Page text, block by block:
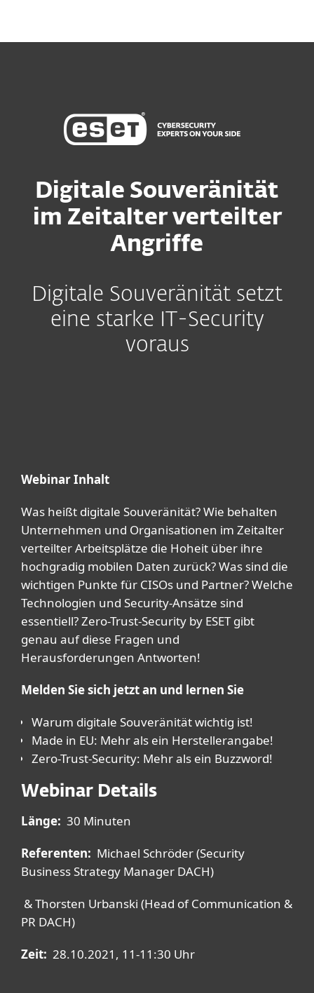
Digitale Souveränität
im Zeitalter verteilter
Angriffe
Digitale Souveränität setzt
eine starke IT-Security
voraus
Webinar Inhalt
Was heißt digitale Souveränität? Wie behalten
Unternehmen und Organisationen im Zeitalter
verteilter Arbeitsplätze die Hoheit über ihre
hochgradig mobilen Daten zurück? Was sind die
wichtigen Punkte für CISOs und Partner? Welche
Technologien und Security-Ansätze sind
essentiell? Zero-Trust-Security by ESET gibt
genau auf diese Fragen und
Herausforderungen Antworten!
Melden Sie sich jetzt an und lernen Sie
Warum digitale Souveränität wichtig ist!
Made in EU: Mehr als ein Herstellerangabe!
Zero-Trust-Security: Mehr als ein Buzzword!
Webinar Details
Länge: 30 Minuten
Referenten: Michael Schröder (Security
Business Strategy Manager DACH)
& Thorsten Urbanski (Head of Communication &
PR DACH)
Zeit: 28.10.2021, 11-11:30 Uhr